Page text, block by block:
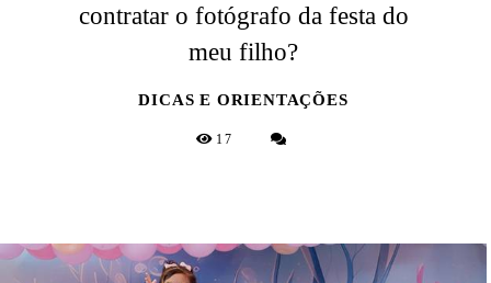
contratar o fotógrafo da festa do
meu filho?
DICAS E ORIENTAÇÕES
17